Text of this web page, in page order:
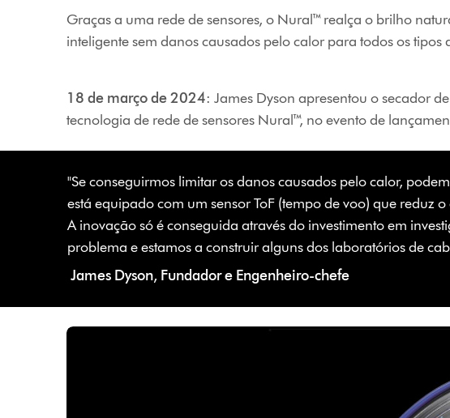
Graças a uma rede de sensores, o Nural™ realça o brilho
inteligente sem danos causados pelo calor para todos os tipos
18 de março de 2024: James Dyson apresentou o secador
tecnologia de rede de sensores Nural™, no evento de
"Se conseguirmos limitar os danos causados pelo calor,
está equipado com um sensor ToF (tempo de voo) que
A inovação só é conseguida através do investimento em
problema e estamos a construir alguns dos laboratórios de
James Dyson, Fundador e Engenheiro-chefe